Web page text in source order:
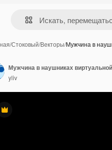
/Стоковый/Векторы/Мужчина в
Премиум
Мужчина в наушниках
yliv